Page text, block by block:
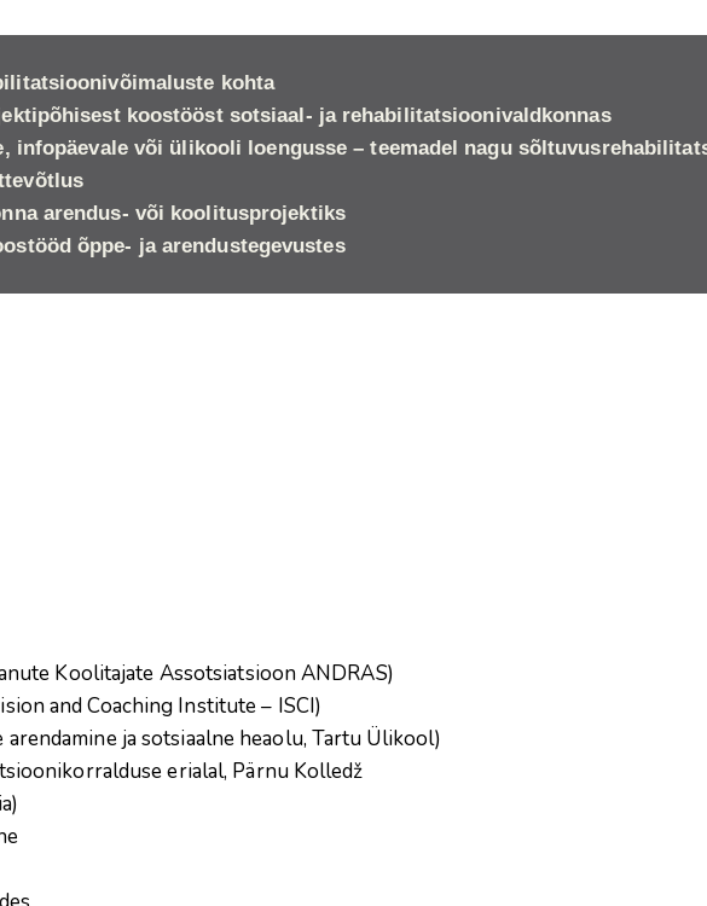
kohta
koostööst sotsiaal- ja rehabilitatsioonivaldkonnas
infopäevale või ülikooli loengusse – teemadel nagu
arendus- või koolitusprojektiks
õppe- ja arendustegevustes
Koolitajate Assotsiatsioon ANDRAS)
and Coaching Institute – ISCI)
ja sotsiaalne heaolu, Tartu Ülikool)
erialal, Pärnu Kolledž